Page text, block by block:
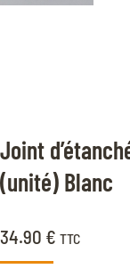
Joint
(unité) Blanc
34.90 € TTC